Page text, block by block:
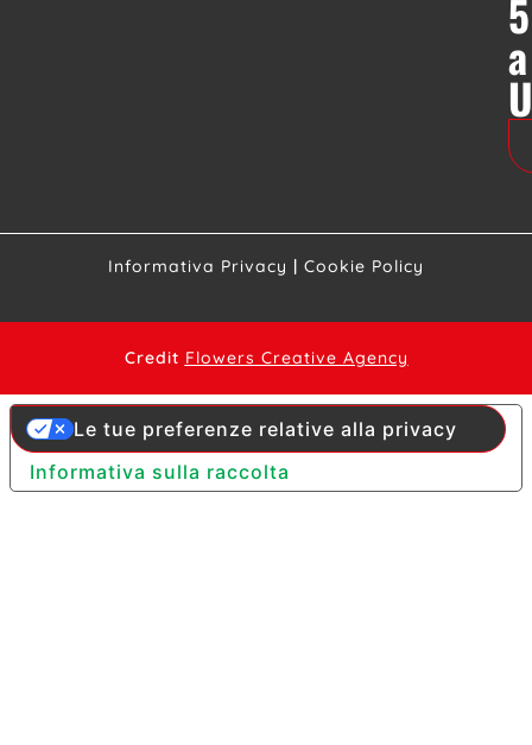
a
Informativa Privacy | Cookie Policy
Credit Flowers Creative Agency
Informativa sulla raccolta
Le tue preferenze relative alla privacy